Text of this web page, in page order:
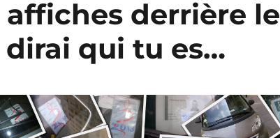
derrière le
qui tu es…